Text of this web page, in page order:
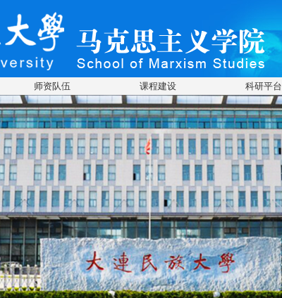
师资队伍 课程建设 科研平台